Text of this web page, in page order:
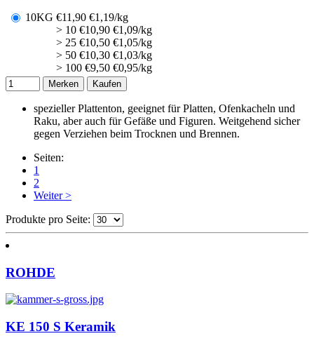
10KG €11,90 €1,19/kg
> 10 €10,90 €1,09/kg
> 25 €10,50 €1,05/kg
> 50 €10,30 €1,03/kg
> 100 €9,50 €0,95/kg
Merken Kaufen
spezieller Plattenton, geeignet für Platten, Ofenkacheln und
Raku, aber auch für Gefäße und Figuren. Weitgehend sicher
gegen Verziehen beim Trocknen und Brennen.
Seiten:
1
2
Weiter >
Produkte pro Seite:
ROHDE
KE 150 S Keramik